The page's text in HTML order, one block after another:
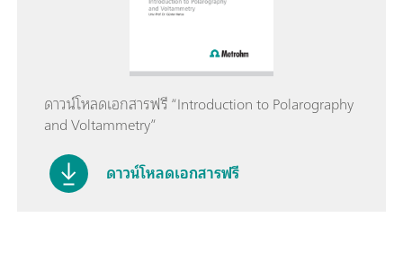
ดาวน์โหลดเอกสารฟรี “Introduction to Polarography
and Voltammetry”
ดาวน์โหลดเอกสารฟรี